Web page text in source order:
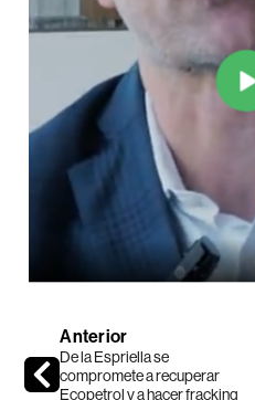
Anterior
De la Espriella se
compromete a recuperar
Ecopetrol y a hacer fracking